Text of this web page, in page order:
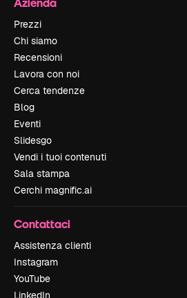
Prezzi
Chi siamo
Recensioni
Lavora con noi
Cerca tendenze
Blog
Eventi
Slidesgo
Vendi i tuoi contenuti
Sala stampa
Cerchi magnific.ai
Contattaci
Assistenza clienti
Instagram
YouTube
LinkedIn